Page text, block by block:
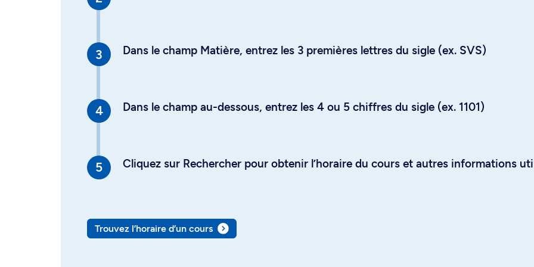
Dans le champ Matière, entrez les 3 premières lettres du sigle (ex. SVS)
Dans le champ au-dessous, entrez les 4 ou 5 chiffres du sigle (ex. 1101)
Cliquez sur Rechercher pour obtenir l’horaire du cours et autres informations
Trouvez l’horaire d’un cours